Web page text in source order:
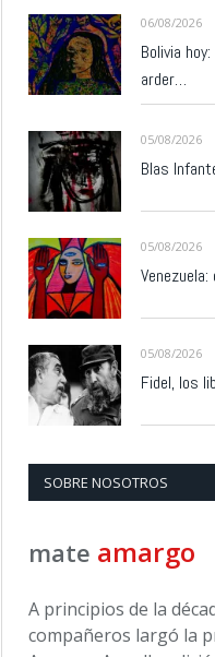
06/08/2026
Bolivia
arder…
05/08/2026
Blas
05/08/2026
05/08/2026
Fidel, los
SOBRE NOSOTROS
mate amargo
A principios de la
compañeros largó la